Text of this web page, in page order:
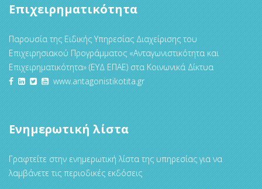
Επιχειρηματικότητα
Παρουσία της Ειδικής Υπηρεσίας Διαχείρισης του
Επιχειρησιακού Προγράμματος «Ανταγωνιστικότητα και
Επιχειρηματικότητα» (ΕΥΔ ΕΠΑΕ) στα Κοινωνικά Δίκτυα
www.antagonistikotita.gr
Ενημερωτική λίστα
Γραφτείτε στην ενημερωτική λίστα της υπηρεσίας για να
λαμβάνετε τις περιοδικές εκδόσεις